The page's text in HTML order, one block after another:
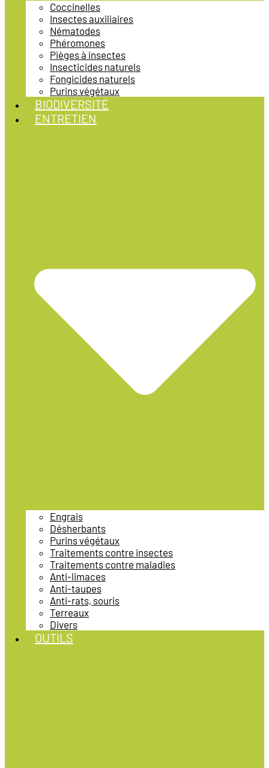
Coccinelles
Insectes auxiliaires
Nématodes
Phéromones
Pièges à insectes
Insecticides naturels
Fongicides naturels
Purins végétaux
BIODIVERSITÉ
ENTRETIEN
Engrais
Désherbants
Purins végétaux
Traitements contre insectes
Traitements contre maladies
Anti-limaces
Anti-taupes
Anti-rats, souris
Terreaux
Divers
OUTILS